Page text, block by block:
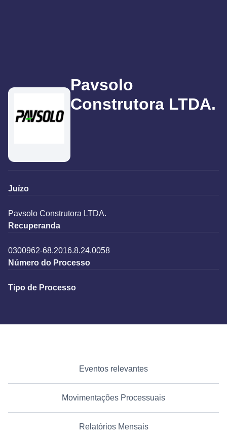
Pavsolo
Construtora LTDA.
Juízo
Pavsolo Construtora LTDA.
Recuperanda
0300962-68.2016.8.24.0058
Número do Processo
Tipo de Processo
Eventos relevantes
Movimentações Processuais
Relatórios Mensais